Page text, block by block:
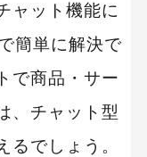
ャット機能に
簡単に解決で
で商品・サー
、チャット型
るでしょう。